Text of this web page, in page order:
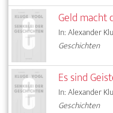
Geld macht
In: Alexander
Geschichten
Es sind
In: Alexander
Geschichten